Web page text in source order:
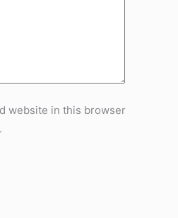
website in this browser